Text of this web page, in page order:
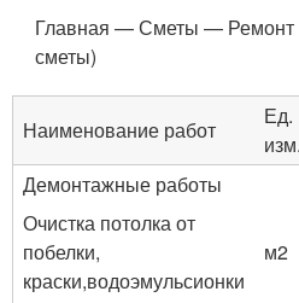
Главная — Сметы — Ремонт
сметы)
Наименование работ
Ед.
изм.
Демонтажные работы
Очистка потолка от
побелки,
краски,водоэмульсионки
м2